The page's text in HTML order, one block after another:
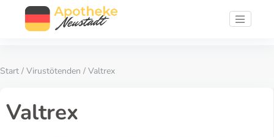
Start / Virustötenden / Valtrex
Valtrex